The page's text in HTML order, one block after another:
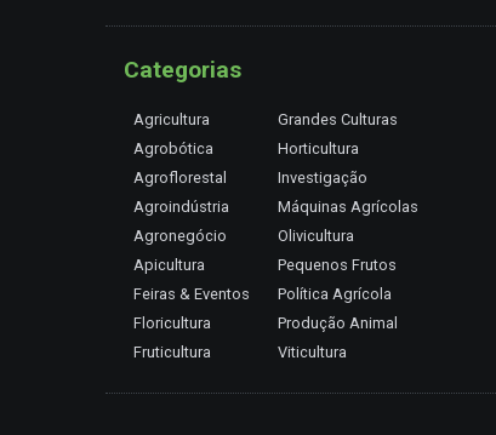
Categorias
Agricultura
Agrobótica
Agroflorestal
Agroindústria
Agronegócio
Apicultura
Feiras & Eventos
Floricultura
Fruticultura
Grandes Culturas
Horticultura
Investigação
Máquinas Agrícolas
Olivicultura
Pequenos Frutos
Política Agrícola
Produção Animal
Viticultura